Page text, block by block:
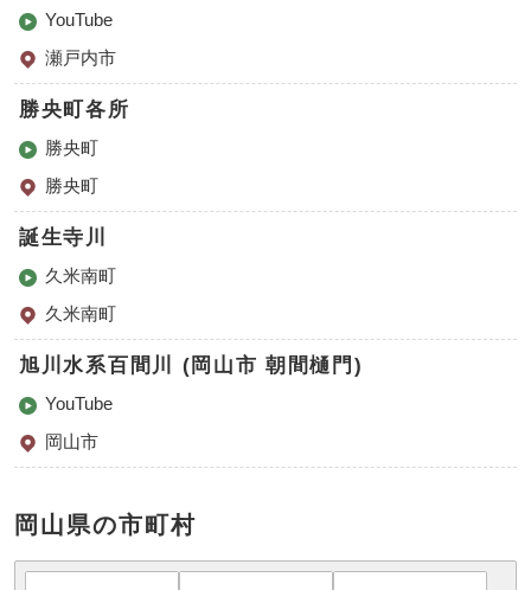
YouTube
瀬戸内市
勝央町各所
勝央町
勝央町
誕生寺川
久米南町
久米南町
旭川水系百間川 (岡山市 朝間樋門)
YouTube
岡山市
岡山県の市町村